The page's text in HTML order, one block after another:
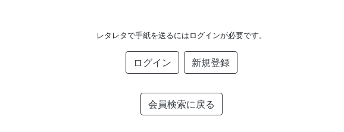
レタレタで手紙を送るにはログインが必要です。
ログイン 新規登録
会員検索に戻る